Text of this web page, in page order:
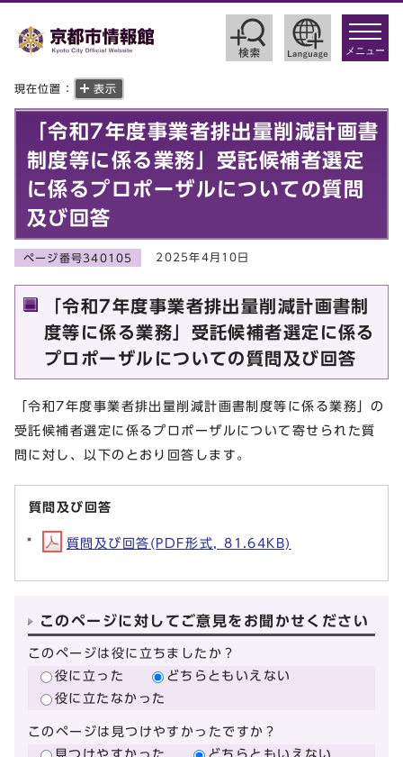
toggle
メニュー
現在位置： 表示
「令和7年度事業者排出量削減計画書
制度等に係る業務」受託候補者選定
に係るプロポーザルについての質問
及び回答
ページ番号340105 2025年4月10日
「令和7年度事業者排出量削減計画書制
度等に係る業務」受託候補者選定に係る
プロポーザルについての質問及び回答
「令和7年度事業者排出量削減計画書制度等に係る業務」の
受託候補者選定に係るプロポーザルについて寄せられた質
問に対し、以下のとおり回答します。
質問及び回答
質問及び回答(PDF形式, 81.64KB)
このページに対してご意見をお聞かせください
このページは役に立ちましたか？
役に立った
どちらともいえない
役に立たなかった
このページは見つけやすかったですか？
見つけやすかった
どちらともいえない